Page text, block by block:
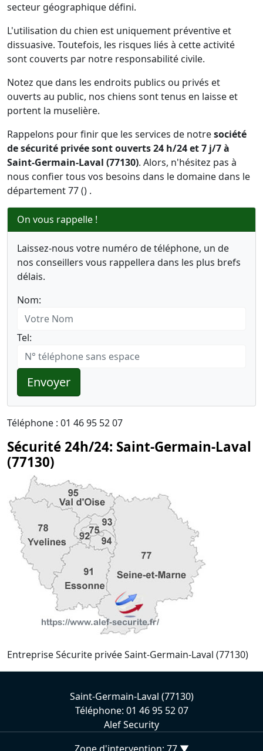
secteur géographique défini.
L'utilisation du chien est uniquement préventive et
dissuasive. Toutefois, les risques liés à cette activité
sont couverts par notre responsabilité civile.
Notez que dans les endroits publics ou privés et
ouverts au public, nos chiens sont tenus en laisse et
portent la muselière.
Rappelons pour finir que les services de notresociété
de sécurité privée sont ouverts 24 h/24 et 7 j/7 à
Saint-Germain-Laval (77130). Alors, n'hésitez pas à
nous confier tous vos besoins dans le domaine dans le
département 77 () .
On vous rappelle !
Laissez-nous votre numéro de téléphone, un de
nos conseillers vous rappellera dans les plus brefs
délais.
Nom:
Tel:
Envoyer
Téléphone : 01 46 95 52 07
Sécurité 24h/24: Saint-Germain-Laval
(77130)
Entreprise Sécurite privée Saint-Germain-Laval (77130)
Saint-Germain-Laval (77130)
Téléphone: 01 46 95 52 07
Alef Security